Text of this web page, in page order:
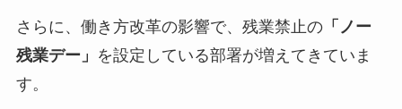
さらに、働き方改革の影響で、残業禁止の「ノー
残業デー」 を設定している部署が増えてきていま
す。